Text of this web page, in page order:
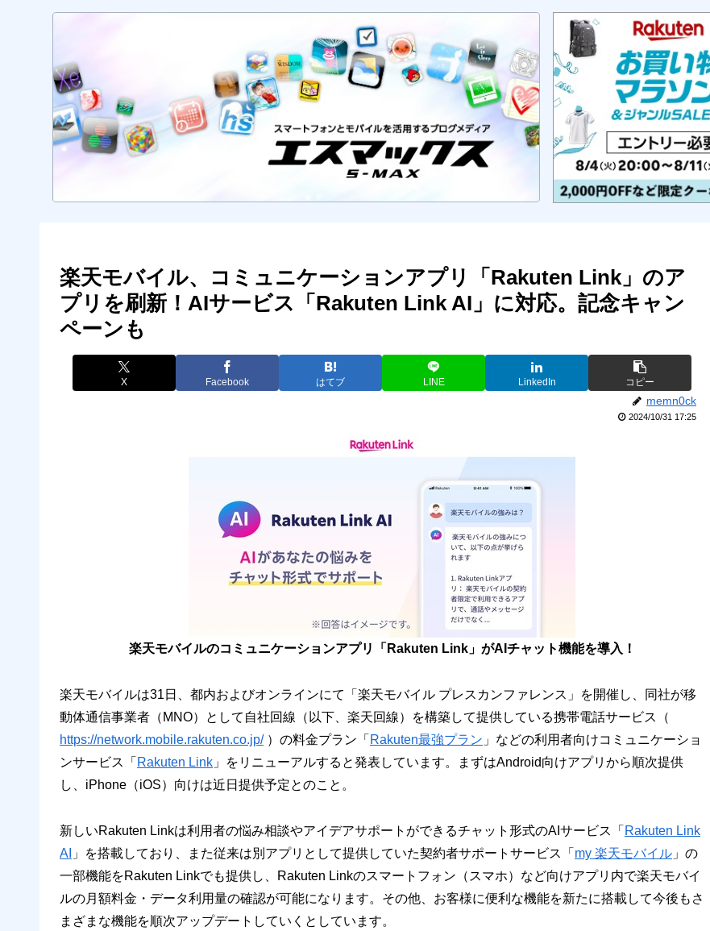
楽天モバイル、コミュニケーションアプリ「Rakuten Link」のア
プリを刷新！AIサービス「Rakuten Link AI」に対応。記念キャン
ペーンも
X Facebook はてブ LINE LinkedIn コピー
memn0ck
2024/10/31 17:25
楽天モバイルのコミュニケーションアプリ「Rakuten Link」がAIチャット機能を導入！
楽天モバイルは31日、都内およびオンラインにて「楽天モバイル プレスカンファレンス」を開催し、同社が移
動体通信事業者（MNO）として自社回線（以下、楽天回線）を構築して提供している携帯電話サービス（
https://network.mobile.rakuten.co.jp/）の料金プラン「 Rakuten最強プラン 」などの利用者向けコミュニケーショ
ンサービス「 Rakuten Link 」をリニューアルすると発表しています。まずはAndroid向けアプリから順次提供
し、iPhone（iOS）向けは近日提供予定とのこと。
新しいRakuten Linkは利用者の悩み相談やアイデアサポートができるチャット形式のAIサービス「 Rakuten Link
AI 」を搭載しており、また従来は別アプリとして提供していた契約者サポートサービス「 my 楽天モバイル 」の
一部機能をRakuten Linkでも提供し、Rakuten Linkのスマートフォン（スマホ）など向けアプリ内で楽天モバイ
ルの月額料金・データ利用量の確認が可能になります。その他、お客様に便利な機能を新たに搭載して今後もさ
まざまな機能を順次アップデートしていくとしています。